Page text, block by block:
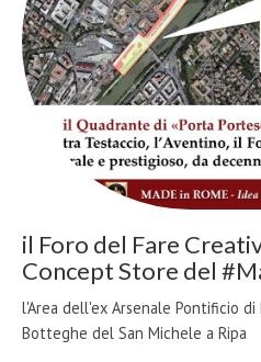
il Foro del Fare
Concept Store del
l'Area dell'ex Arsenale Pontificio
Botteghe del San Michele a Ripa